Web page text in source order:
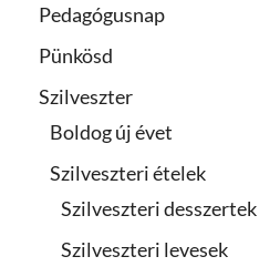
Pedagógusnap
Pünkösd
Szilveszter
Boldog új évet
Szilveszteri ételek
Szilveszteri desszertek
Szilveszteri levesek